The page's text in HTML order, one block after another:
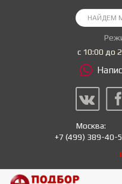
с 10:00 до
Москва:
+7 (499) 389-40-